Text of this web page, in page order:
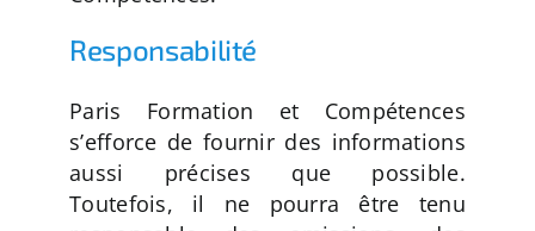
Responsabilité
Paris Formation et Compétences
s’efforce de fournir des informations
aussi précises que possible.
Toutefois, il ne pourra être tenu